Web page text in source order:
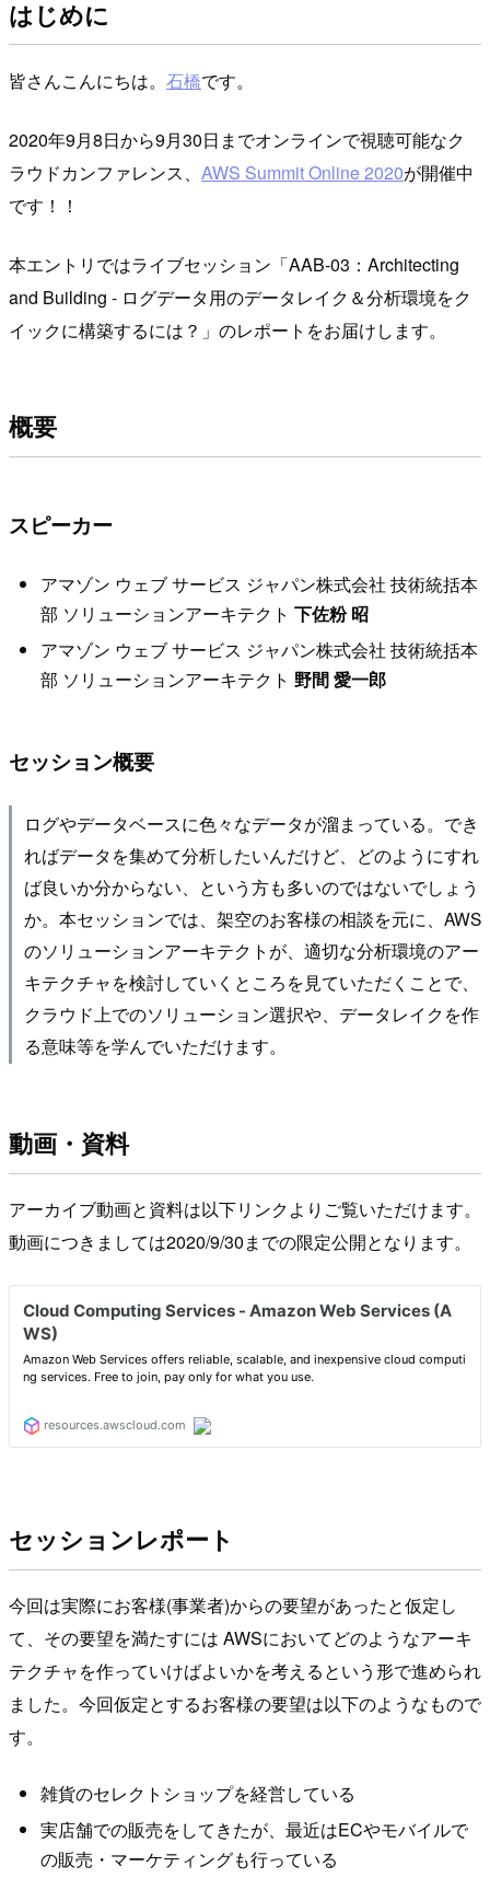
はじめに
皆さんこんにちは。 石橋です。
2020年9月8日から9月30日までオンラインで視聴可能なク
ラウドカンファレンス、 AWS Summit Online 2020が開催中
です！！
本エントリではライブセッション「AAB-03：Architecting
and Building - ログデータ用のデータレイク＆分析環境をク
イックに構築するには？」のレポートをお届けします。
概要
スピーカー
アマゾン ウェブ サービス ジャパン株式会社 技術統括本
部 ソリューションアーキテクト 下佐粉 昭
アマゾン ウェブ サービス ジャパン株式会社 技術統括本
部 ソリューションアーキテクト 野間 愛一郎
セッション概要
ログやデータベースに色々なデータが溜まっている。でき
ればデータを集めて分析したいんだけど、どのようにすれ
ば良いか分からない、という方も多いのではないでしょう
か。本セッションでは、架空のお客様の相談を元に、AWS
のソリューションアーキテクトが、適切な分析環境のアー
キテクチャを検討していくところを見ていただくことで、
クラウド上でのソリューション選択や、データレイクを作
る意味等を学んでいただけます。
動画・資料
アーカイブ動画と資料は以下リンクよりご覧いただけます。
動画につきましては2020/9/30までの限定公開となります。
セッションレポート
今回は実際にお客様(事業者)からの要望があったと仮定し
て、その要望を満たすには AWSにおいてどのようなアーキ
テクチャを作っていけばよいかを考えるという形で進められ
ました。今回仮定とするお客様の要望は以下のようなもので
す。
雑貨のセレクトショップを経営している
実店舗での販売をしてきたが、最近はECやモバイルで
の販売・マーケティングも行っている